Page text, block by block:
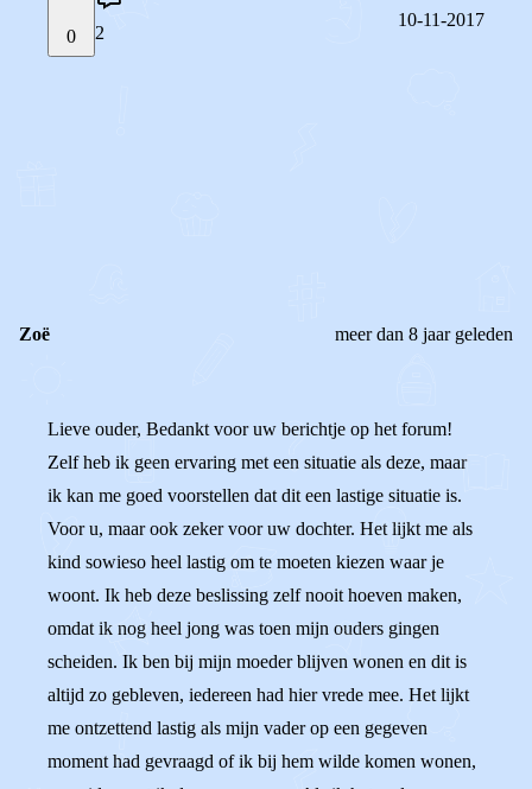
0 2
10-11-2017
Zoë meer dan 8 jaar geleden
Lieve ouder, Bedankt voor uw berichtje op het forum!
Zelf heb ik geen ervaring met een situatie als deze, maar
ik kan me goed voorstellen dat dit een lastige situatie is.
Voor u, maar ook zeker voor uw dochter. Het lijkt me als
kind sowieso heel lastig om te moeten kiezen waar je
woont. Ik heb deze beslissing zelf nooit hoeven maken,
omdat ik nog heel jong was toen mijn ouders gingen
scheiden. Ik ben bij mijn moeder blijven wonen en dit is
altijd zo gebleven, iedereen had hier vrede mee. Het lijkt
me ontzettend lastig als mijn vader op een gegeven
moment had gevraagd of ik bij hem wilde komen wonen,